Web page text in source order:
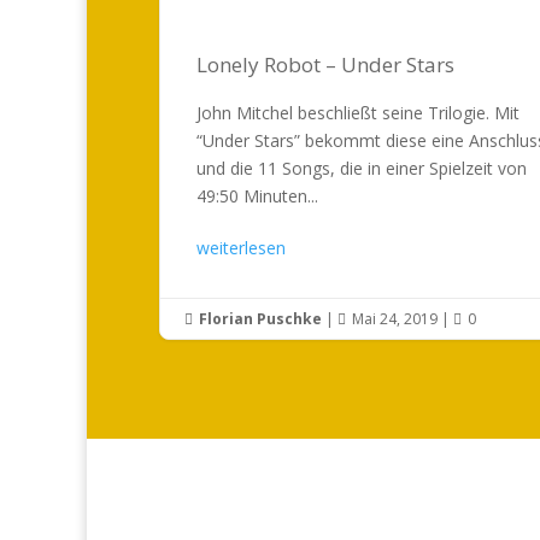
Lonely Robot – Under Stars
John Mitchel beschließt seine Trilogie. Mit
“Under Stars” bekommt diese eine
und die 11 Songs, die in einer Spielzeit von
49:50 Minuten...
weiterlesen
 Florian Puschke |  Mai 24, 2019 |  0